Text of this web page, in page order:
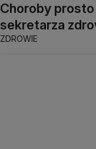
Choroby
sekretarza
ZDROWIE